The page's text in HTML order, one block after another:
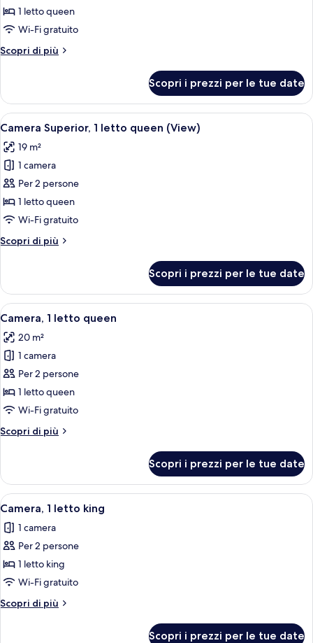
Camera
Superior,
letto
1 letto queen
Wi-Fi gratuito
Scopri di più
Altri
Superior,
letto
Scopri i prezzi per le tue date
Apri
tutte
le
foto
per
Camera
Superior,
letto
Paesaggio urbano con moderni
4
Camera Superior, 1 letto queen (View)
19 m²
1 camera
Per 2 persone
1 letto queen
Wi-Fi gratuito
Scopri di più
Altri
Superior,
letto
(View)
Scopri i prezzi per le tue date
Apri
tutte
le
foto
per
Camera,
1
queen
Camera d'albergo con un letto, una
9
Camera, 1 letto queen
20 m²
1 camera
Per 2 persone
1 letto queen
Wi-Fi gratuito
Scopri di più
Altri
1
letto
queen
Scopri i prezzi per le tue date
Apri
tutte
le
foto
per
Camera,
1
letto
Camera d'albergo con un letto, una
8
Camera, 1 letto king
1 camera
Per 2 persone
1 letto king
Wi-Fi gratuito
Scopri di più
Altri
Scopri i prezzi per le tue date